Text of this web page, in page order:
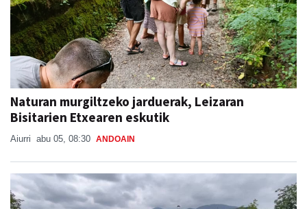
Naturan murgiltzeko jarduerak, Leizaran
Bisitarien Etxearen eskutik
Aiurri abu 05, 08:30 ANDOAIN